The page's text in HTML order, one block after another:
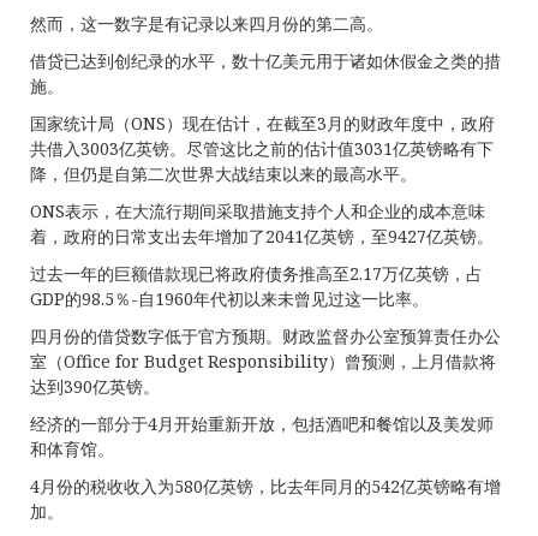
然而，这一数字是有记录以来四月份的第二高。
借贷已达到创纪录的水平，数十亿美元用于诸如休假金之类的措
施。
国家统计局（ONS）现在估计，在截至3月的财政年度中，政府
共借入3003亿英镑。尽管这比之前的估计值3031亿英镑略有下
降，但仍是自第二次世界大战结束以来的最高水平。
ONS表示，在大流行期间采取措施支持个人和企业的成本意味
着，政府的日常支出去年增加了2041亿英镑，至9427亿英镑。
过去一年的巨额借款现已将政府债务推高至2.17万亿英镑，占
GDP的98.5％-自1960年代初以来未曾见过这一比率。
四月份的借贷数字低于官方预期。财政监督办公室预算责任办公
室（Office for Budget Responsibility）曾预测，上月借款将
达到390亿英镑。
经济的一部分于4月开始重新开放，包括酒吧和餐馆以及美发师
和体育馆。
4月份的税收收入为580亿英镑，比去年同月的542亿英镑略有增
加。